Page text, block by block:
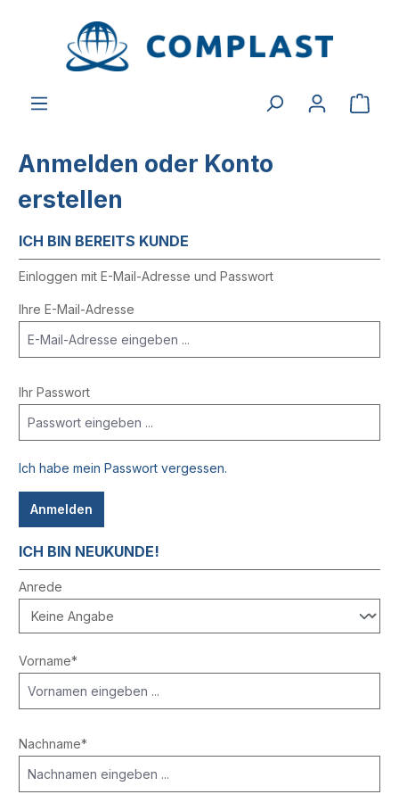
Anmelden oder Konto
erstellen
ICH BIN BEREITS KUNDE
Einloggen mit E-Mail-Adresse und Passwort
Ihre E-Mail-Adresse
Ihr Passwort
Ich habe mein Passwort vergessen.
Anmelden
ICH BIN NEUKUNDE!
Persönliche Informationen
Anrede
Vorname*
Nachname*